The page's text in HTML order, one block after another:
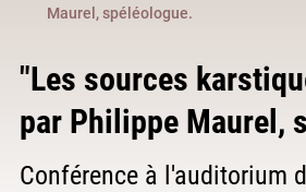
Maurel, spéléologue.
"Les sources
par Philippe Maurel,
Conférence à l'auditorium